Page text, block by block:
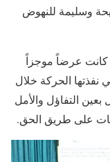
وسليمة للنهوض
كانت عرضاً موجزاً
نفذتها الحركة خلال
بعين التفاؤل والأمل
على طريق الحق.